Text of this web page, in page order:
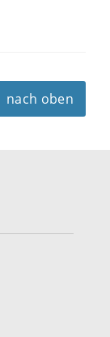
nach oben